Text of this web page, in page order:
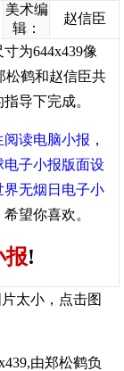
美术编
辑：
赵信臣
为644x439像
松鹤和赵信臣共
导下完成。
阅读电脑小报 ，
电子小报版面设
界无烟日电子小
希望你喜欢。
报!
太小，点击图
由郑松鹤负